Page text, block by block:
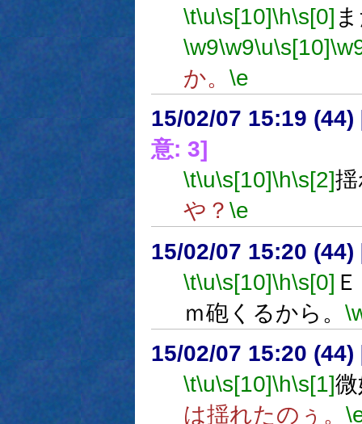
\t\u\s[10]\h\s[0]
\w9\w9\u\s[10]
か。 \e
15/02/07 15:19 (44)
意: 3]
\t\u\s[10]\h\s[2]
や？ \e
15/02/07 15:20 (44)
\t\u\s[10]\h\s[0]
ｍ砲くるから。
15/02/07 15:20 (44)
\t\u\s[10]\h\s[1]
は揺れたのぅ。